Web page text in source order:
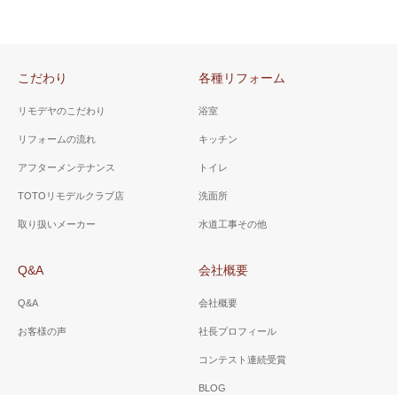
こだわり
リモデヤのこだわり
リフォームの流れ
アフターメンテナンス
TOTOリモデルクラブ店
取り扱いメーカー
各種リフォーム
浴室
キッチン
トイレ
洗面所
水道工事その他
Q&A
Q&A
お客様の声
会社概要
会社概要
社長プロフィール
コンテスト連続受賞
BLOG